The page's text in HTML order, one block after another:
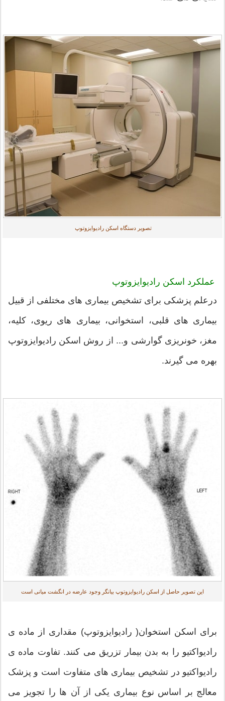
تصویر دستگاه اسکن رادیوایزوتوپ
عملکرد اسکن رادیوایزوتوپ
درعلم پزشکی برای تشخیص بیماری های مختلفی از قبیل
بیماری های قلبی، استخوانی، بیماری های ریوی، کلیه،
مغز، خونریزی گوارشی و... از روش اسکن رادیوایزوتوپ
بهره می گیرند.
این تصویر حاصل از اسکن رادیوایزوتوپ بیانگر وجود عارضه در انگشت میانی است
برای اسکن استخوان( رادیوایزوتوپ) مقداری از ماده ی
رادیواکتیو را به بدن بیمار تزریق می کنند. تفاوت ماده ی
رادیواکتیو در تشخیص بیماری های متفاوت است و پزشک
معالج بر اساس نوع بیماری یکی از آن ها را تجویز می